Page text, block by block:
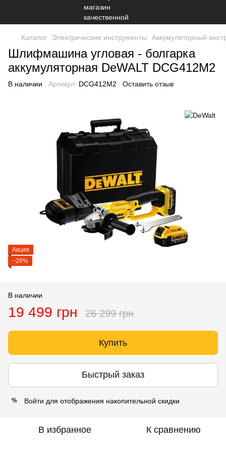
Каталог Электрические инструменты Аккумуляторный
Шлифмашина угловая - болгарка
аккумуляторная DeWALT DCG412M2
В наличии Артикул: DCG412M2 Оставить отзыв
Акция
−26%
В наличии
19 499 грн 26 299 грн
Купить
Быстрый заказ
% Войти для отображения накопительной скидки
В избранное К сравнению